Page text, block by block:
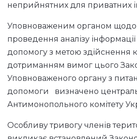
неприйнятних для приватних
Уповноваженим органом щодо
проведення аналізу
допомогу з метою здійснення
дотриманням вимог цього
Уповноваженого органу з
допомоги визначено
Антимонопольного комітету
Особливу тривогу членів